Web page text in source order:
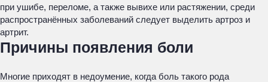
при ушибе, переломе, а также вывихе или растяжении, среди
распространённых заболеваний следует выделить артроз и
артрит.
Причины появления боли
Многие приходят в недоумение, когда боль такого рода